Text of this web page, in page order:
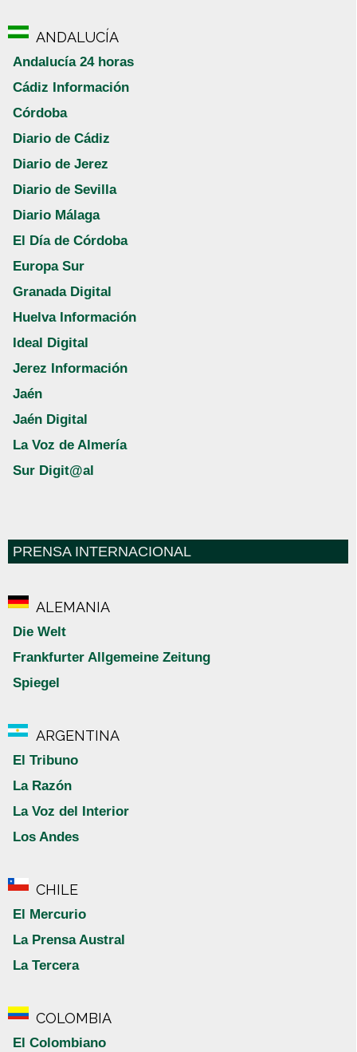
ANDALUCÍA
Andalucía 24 horas
Cádiz Información
Córdoba
Diario de Cádiz
Diario de Jerez
Diario de Sevilla
Diario Málaga
El Día de Córdoba
Europa Sur
Granada Digital
Huelva Información
Ideal Digital
Jerez Información
Jaén
Jaén Digital
La Voz de Almería
Sur Digit@al
PRENSA INTERNACIONAL
ALEMANIA
Die Welt
Frankfurter Allgemeine Zeitung
Spiegel
ARGENTINA
El Tribuno
La Razón
La Voz del Interior
Los Andes
CHILE
El Mercurio
La Prensa Austral
La Tercera
COLOMBIA
El Colombiano